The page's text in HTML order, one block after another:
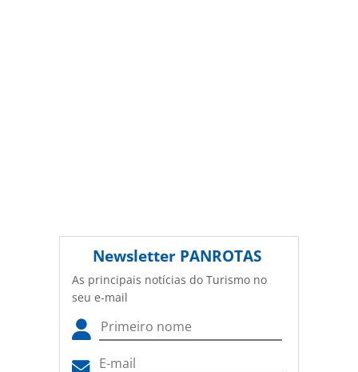
Newsletter PANROTAS
As principais notícias do Turismo no
seu e-mail